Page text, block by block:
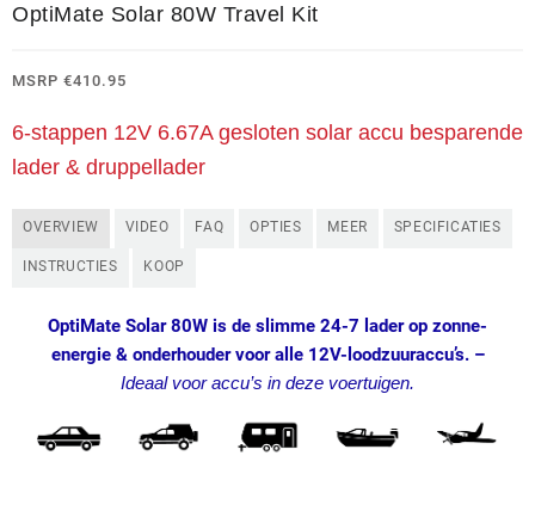
OptiMate Solar 80W Travel Kit
MSRP €410.95
6-stappen 12V 6.67A gesloten solar accu besparende
lader & druppellader
OVERVIEW VIDEO FAQ OPTIES MEER SPECIFICATIES
INSTRUCTIES KOOP
OptiMate Solar 80W is de slimme 24-7 lader op zonne-
energie & onderhouder voor alle 12V-loodzuuraccu’s. –
Ideaal voor accu’s in deze voertuigen.